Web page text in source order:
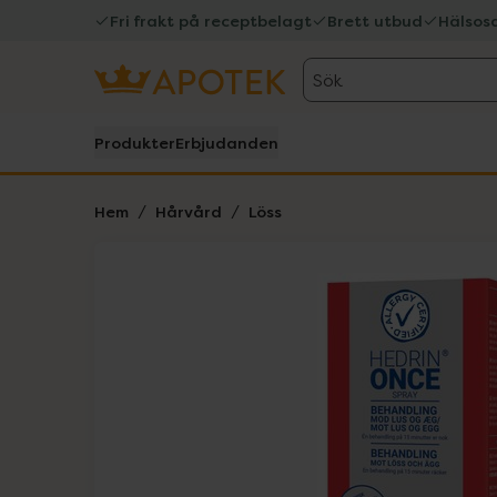
Fri frakt på receptbelagt Brett utbud
Sök
ProdukterErbjudanden
Hem Hårvård Löss
Lista: . Innehåller 1 objekt.